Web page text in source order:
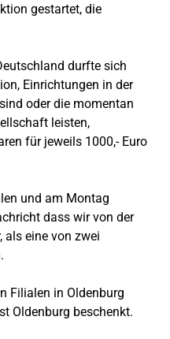
gestartet, die
durfte sich
Einrichtungen in der
oder die momentan
leisten,
für jeweils 1000,- Euro
und am Montag
dass wir von der
als eine von zwei
Filialen in Oldenburg
Oldenburg beschenkt.